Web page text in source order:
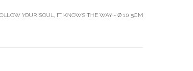
YOUR SOUL, IT KNOWS THE WAY - Ø 10,5CM